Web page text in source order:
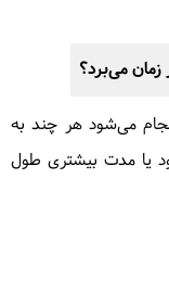
می‌برد؟
معمولا 15 روز کاری انجام می‌شود هر چند به
یا مدت بیشتری طول